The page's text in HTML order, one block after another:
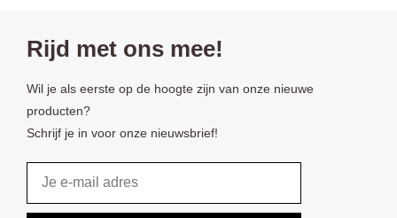
Rijd met ons mee!
Wil je als eerste op de hoogte zijn van onze nieuwe
producten?
Schrijf je in voor onze nieuwsbrief!